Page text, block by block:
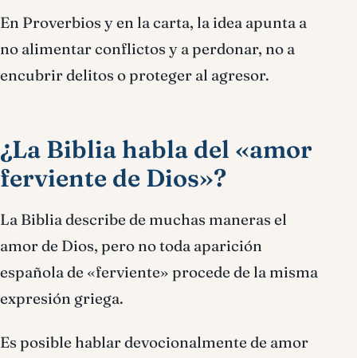
En Proverbios y en la carta, la idea apunta a
no alimentar conflictos y a perdonar, no a
encubrir delitos o proteger al agresor.
¿La Biblia habla del «amor
ferviente de Dios»?
La Biblia describe de muchas maneras el
amor de Dios, pero no toda aparición
española de «ferviente» procede de la misma
expresión griega.
Es posible hablar devocionalmente de amor